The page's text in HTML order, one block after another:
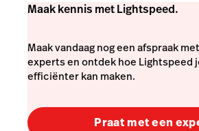
Maak kennis met Lightspeed.
Maak vandaag nog een afspraak
experts en ontdek hoe Lightspeed
efficiënter kan maken.
Praat met een